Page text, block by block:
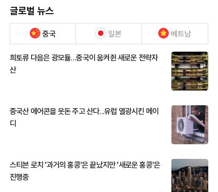
글로벌 뉴스
중국 일본 베트남
희토류 다음은 광모듈…중국이 움켜쥔 새로운 전략자
산
중국산 에어콘을 웃돈 주고 산다...유럽 열광시킨 메이
디
스티븐 로치 '과거의 홍콩'은 끝났지만 '새로운 홍콩'은
진행중